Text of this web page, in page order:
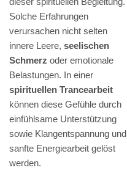
Solche Erfahrungen
verursachen nicht selten
innere Leere, seelischen
Schmerz oder emotionale
Belastungen. In einer
spirituellen Trancearbeit
können diese Gefühle durch
einfühlsame Unterstützung
sowie Klangentspannung und
sanfte Energiearbeit gelöst
werden.